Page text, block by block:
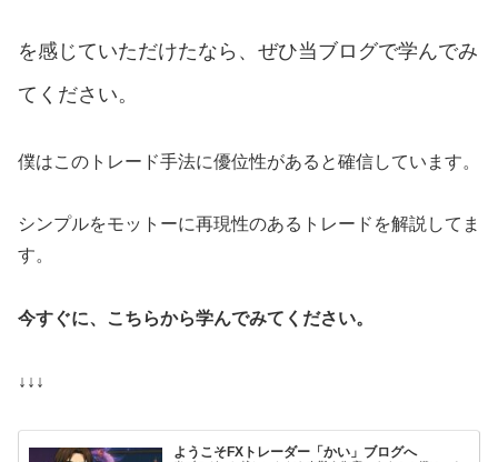
を感じていただけたなら、ぜひ当ブログで学んでみ
てください。
僕はこのトレード手法に優位性があると確信しています。
シンプルをモットーに再現性のあるトレードを解説してま
す。
今すぐに、こちらから学んでみてください。
↓↓↓
ようこそFXトレーダー「かい」ブログへ